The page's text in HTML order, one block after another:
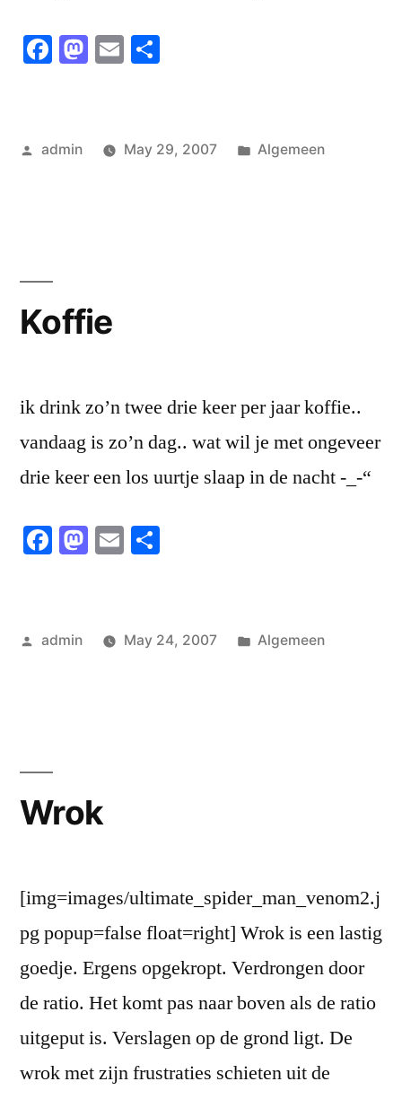
Facebook
Mastodon
Email
Posted
admin May 29, 2007
Posted
Algemeen
Koffie
ik drink zo’n twee drie keer per jaar koffie..
vandaag is zo’n dag.. wat wil je met ongeveer
drie keer een los uurtje slaap in de nacht -_-“
Facebook
Mastodon
Email
Posted
admin May 24, 2007
Posted
Algemeen
Wrok
[img=images/ultimate_spider_man_venom2.j
pg popup=false float=right] Wrok is een lastig
goedje. Ergens opgekropt. Verdrongen door
de ratio. Het komt pas naar boven als de ratio
uitgeput is. Verslagen op de grond ligt. De
wrok met zijn frustraties schieten uit de